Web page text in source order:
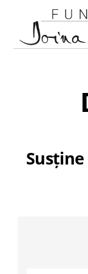
content